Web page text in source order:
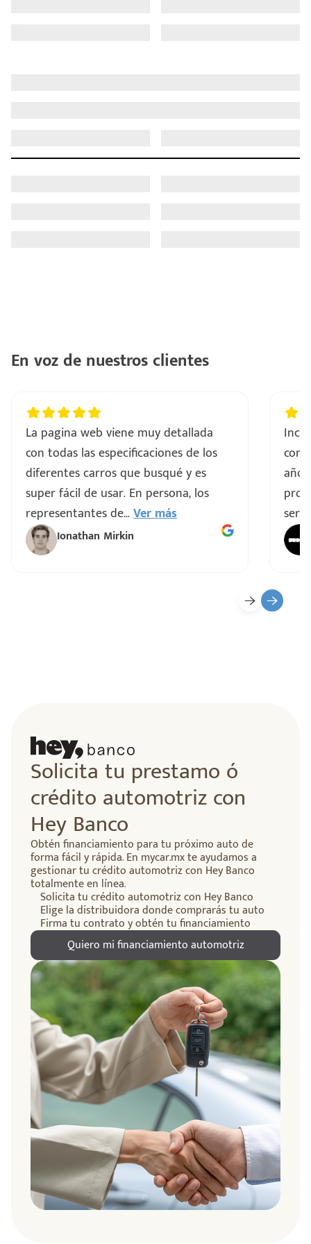
En voz de nuestros clientes
La pagina web viene muy detallada
con todas las especificaciones de los
diferentes carros que busqué y es
super fácil de usar. En persona, los
representantes de...Ver más
Ionathan Mirkin
Solicita tu prestamo ó
crédito automotriz con
Hey Banco
Obtén financiamiento para tu próximo auto de
forma fácil y rápida. En mycar.mx te ayudamos a
gestionar tu crédito automotriz con Hey Banco
totalmente en línea.
Solicita tu crédito automotriz con Hey Banco
Elige la distribuidora donde comprarás tu auto
Firma tu contrato y obtén tu financiamiento
Quiero mi financiamiento automotriz